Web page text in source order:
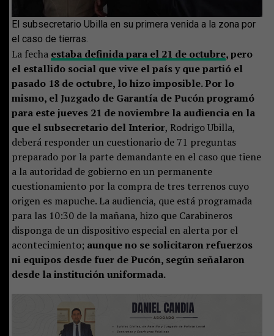
El subsecretario Ubilla en su primera venida a la zona por
el caso de tierras.
La fecha estaba definida para el 21 de octubre, pero
el estallido social que vive el país y que partió el
pasado 18 de octubre, lo hizo imposible. Por lo
mismo, el Juzgado de Garantía de Pucón programó
para este jueves 21 de noviembre la audiencia en la
que el subsecretario del Interior, Rodrigo Ubilla,
deberá responder un cuestionario de 71 preguntas
preparado por la parte demandante en el caso que tiene
a la autoridad de gobierno en un permanente
cuestionamiento por la compra de tres terrenos cuyo
origen es mapuche. La audiencia, que está programada
para las 10:30 de la mañana, hizo que Carabineros
disponga de un dispositivo especial en alerta por el
acontecimiento; aunque no se solicitaron refuerzos
ni equipos desde fuer de Pucón, según señalaron
desde la institución uniformada.